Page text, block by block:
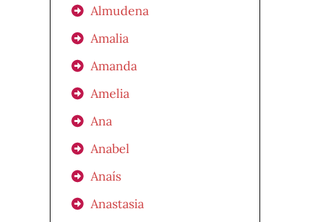
Almudena
Amalia
Amanda
Amelia
Ana
Anabel
Anaís
Anastasia